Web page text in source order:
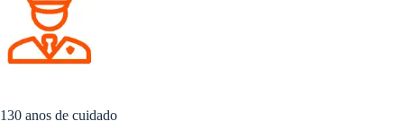
130 anos de cuidado